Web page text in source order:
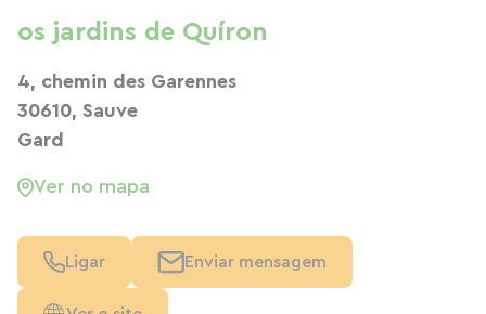
os jardins de Quíron
4, chemin des Garennes
30610, Sauve
Gard
Ver no mapa
Ligar Enviar mensagem